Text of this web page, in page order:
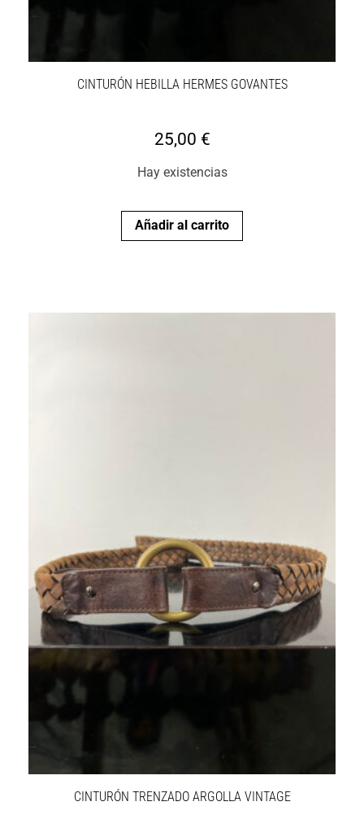
CINTURÓN HEBILLA HERMES GOVANTES
25,00 €
Hay existencias
Añadir al carrito
CINTURÓN TRENZADO ARGOLLA VINTAGE